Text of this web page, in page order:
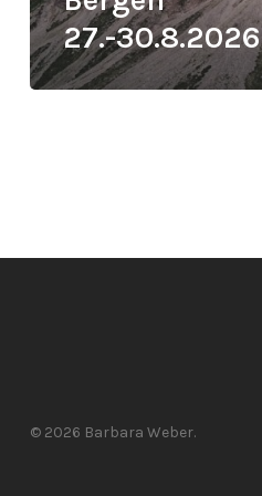
27.-30.8.2026
© 2026 Barbara Weber.